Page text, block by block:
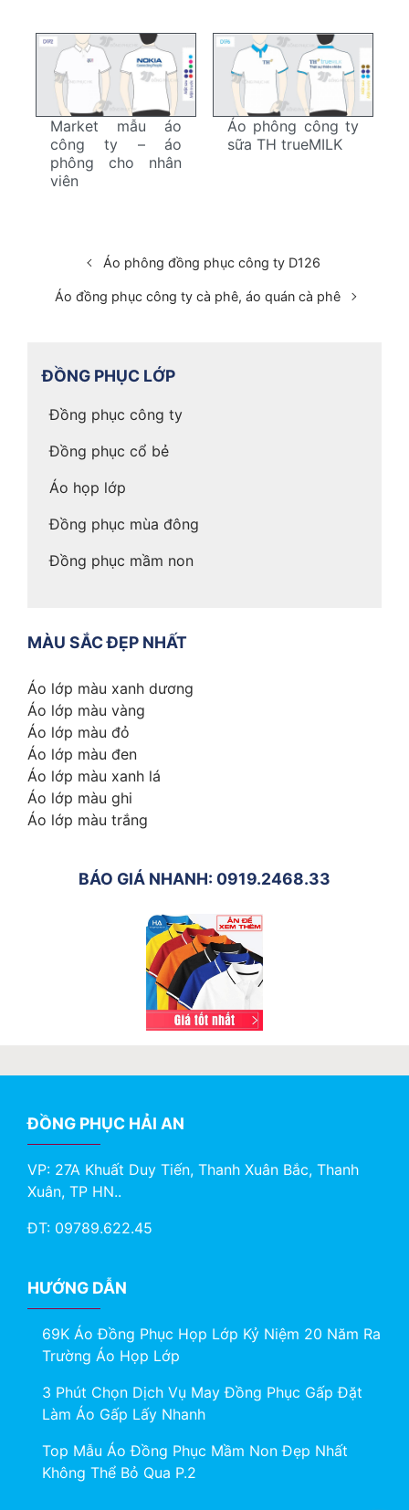
Market mẫu áo
công ty – áo
phông cho nhân
viên
Áo phông công ty
sữa TH trueMILK
Áo phông đồng phục công ty D126
Áo đồng phục công ty cà phê, áo quán cà phê
ĐỒNG PHỤC LỚP
Đồng phục công ty
Đồng phục cổ bẻ
Áo họp lớp
Đồng phục mùa đông
Đồng phục mầm non
MÀU SẮC ĐẸP NHẤT
Áo lớp màu xanh dương
Áo lớp màu vàng
Áo lớp màu đỏ
Áo lớp màu đen
Áo lớp màu xanh lá
Áo lớp màu ghi
Áo lớp màu trắng
BÁO GIÁ NHANH: 0919.2468.33
ĐỒNG PHỤC HẢI AN
VP: 27A Khuất Duy Tiến, Thanh Xuân Bắc, Thanh
Xuân, TP HN..
ĐT: 09789.622.45
HƯỚNG DẪN
69K Áo Đồng Phục Họp Lớp Kỷ Niệm 20 Năm Ra
Trường Áo Họp Lớp
3 Phút Chọn Dịch Vụ May Đồng Phục Gấp Đặt
Làm Áo Gấp Lấy Nhanh
Top Mẫu Áo Đồng Phục Mầm Non Đẹp Nhất
Không Thể Bỏ Qua P.2